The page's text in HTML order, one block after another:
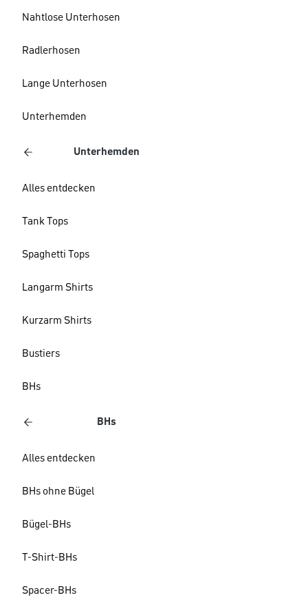
Nahtlose Unterhosen
Radlerhosen
Lange Unterhosen
Unterhemden
Unterhemden
Alles entdecken
Tank Tops
Spaghetti Tops
Langarm Shirts
Kurzarm Shirts
Bustiers
BHs
BHs
Alles entdecken
BHs ohne Bügel
Bügel-BHs
T-Shirt-BHs
Spacer-BHs